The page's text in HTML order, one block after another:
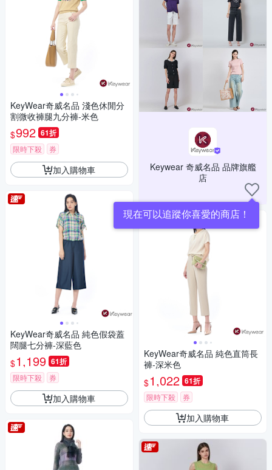
KeyWear奇威名品 淺色休閒分
割微收褲腿九分褲-米色
$992 61折
限時下殺 券
加入購物車
KeyWear奇威名品 純色假袋蓋
闊腿七分褲-深藍色
$1,199 61折
限時下殺 券
加入購物車
Keywear 奇威名品 品牌旗艦
店
現在可以追蹤你喜愛的商店！
KeyWear奇威名品 純色直筒長
褲-深米色
$1,022 61折
限時下殺 券
加入購物車